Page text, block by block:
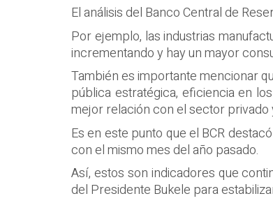
El análisis del Banco Central de
Por ejemplo, las industrias
incrementando y hay un mayor
También es importante mencionar
pública estratégica, eficiencia en
mejor relación con el sector
Es en este punto que el BCR
con el mismo mes del año pasado.
Así, estos son indicadores que
del Presidente Bukele para